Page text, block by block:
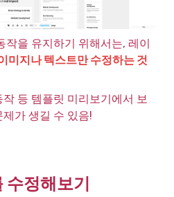
작을 유지하기 위해서는, 레이
미지나 텍스트만 수정하는 것
등 템플릿 미리보기에서 보
가 생길 수 있음!
정해보기